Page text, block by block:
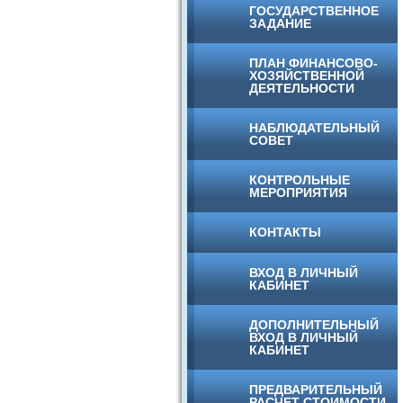
ГОСУДАРСТВЕННОЕ
ЗАДАНИЕ
ПЛАН ФИНАНСОВО-
ХОЗЯЙСТВЕННОЙ
ДЕЯТЕЛЬНОСТИ
НАБЛЮДАТЕЛЬНЫЙ
СОВЕТ
КОНТРОЛЬНЫЕ
МЕРОПРИЯТИЯ
КОНТАКТЫ
ВХОД В ЛИЧНЫЙ
КАБИНЕТ
ДОПОЛНИТЕЛЬНЫЙ
ВХОД В ЛИЧНЫЙ
КАБИНЕТ
ПРЕДВАРИТЕЛЬНЫЙ